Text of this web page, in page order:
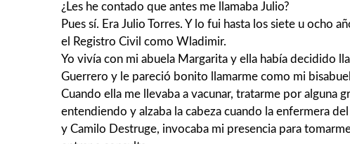
¿Les he contado que antes me llamaba Julio?
Pues sí. Era Julio Torres. Y lo fui hasta los siete u ocho
el Registro Civil como Wladimir.
Yo vivía con mi abuela Margarita y ella había decidido
Guerrero y le pareció bonito llamarme como mi
Cuando ella me llevaba a vacunar, tratarme por alguna
entendiendo y alzaba la cabeza cuando la enfermera
y Camilo Destruge, invocaba mi presencia para